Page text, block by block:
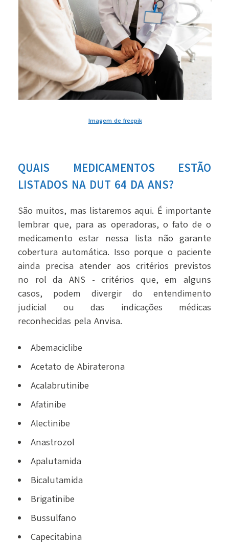
Imagem de freepik
QUAIS MEDICAMENTOS ESTÃO
LISTADOS NA DUT 64 DA ANS?
São muitos, mas listaremos aqui. É importante
lembrar que, para as operadoras, o fato de o
medicamento estar nessa lista não garante
cobertura automática. Isso porque o paciente
ainda precisa atender aos critérios previstos
no rol da ANS - critérios que, em alguns
casos, podem divergir do entendimento
judicial ou das indicações médicas
reconhecidas pela Anvisa.
Abemaciclibe
Acetato de Abiraterona
Acalabrutinibe
Afatinibe
Alectinibe
Anastrozol
Apalutamida
Bicalutamida
Brigatinibe
Bussulfano
Capecitabina